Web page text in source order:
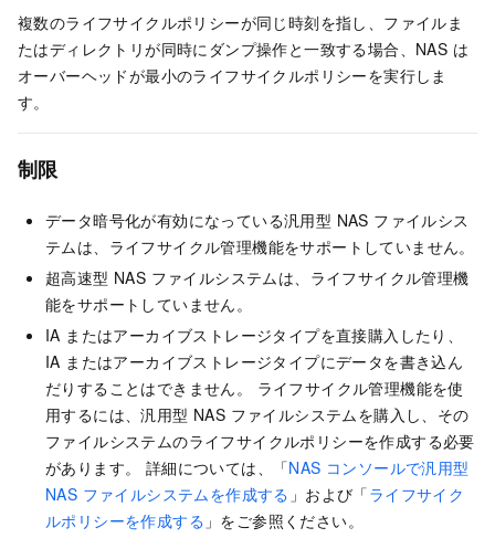
複数のライフサイクルポリシーが同じ時刻を指し、ファイルま
たはディレクトリが同時にダンプ操作と一致する場合、NAS は
オーバーヘッドが最小のライフサイクルポリシーを実行しま
す。
制限
データ暗号化が有効になっている汎用型 NAS ファイルシス
テムは、ライフサイクル管理機能をサポートしていません。
超高速型 NAS ファイルシステムは、ライフサイクル管理機
能をサポートしていません。
IA またはアーカイブストレージタイプを直接購入したり、
IA またはアーカイブストレージタイプにデータを書き込ん
だりすることはできません。 ライフサイクル管理機能を使
用するには、汎用型 NAS ファイルシステムを購入し、その
ファイルシステムのライフサイクルポリシーを作成する必要
があります。 詳細については、「NAS コンソールで汎用型
NAS ファイルシステムを作成する 」および「ライフサイク
ルポリシーを作成する 」をご参照ください。